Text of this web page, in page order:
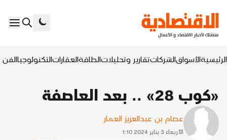
الرئيسيةالأسواقالشركاتتقارير وتحليلاتالطاقةالعقاراتالتكنولوجياالفن
«كوب 28» .. بعد العاصفة
عصام بن عبدالعزيز العمار
الأربعاء 3 يناير 2024 1:10